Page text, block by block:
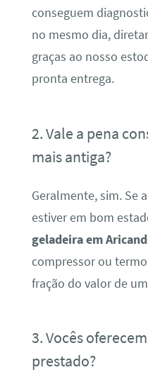
conseguem
no mesmo dia,
graças ao nosso
pronta entrega.
2. Vale a pena
mais antiga?
Geralmente, sim. Se
estiver em bom
geladeira em
compressor ou
fração do valor de
3. Vocês
prestado?